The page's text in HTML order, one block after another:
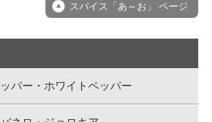
スパイス「あ～お」 ページ
パー・ホワイトペッパー